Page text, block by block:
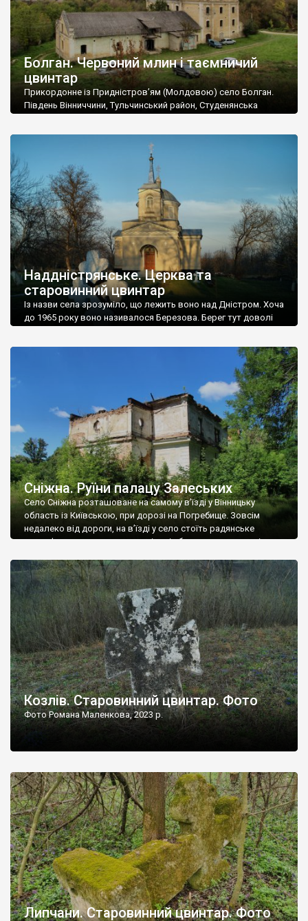
Болган. Червоний млин і таємничий
цвинтар
Прикордонне із Придністров’ям (Молдовою) село Болган.
Південь Вінниччини, Тульчинський район, Студенянська
старовинний цвинтар із кам’яними хрестами. Всі епітафії, які
збереглися, написані кирилицею, церковнослов’янською
мовою. За всіма традиційними ознаками – цвинтар
український. Хрести датуються 19 століттям. У 1924-1940
роках Болган […]
Наддністрянське. Церква та
старовинний цвинтар
Із назви села зрозуміло, що лежить воно над Дністром. Хоча
до 1965 року воно називалося Березова. Берег тут доволі
Наддністрянське відрізняється від більшості навколишніх
сіл. У селі є мурована Михайлівська церква. Точної дати […]
Сніжна. Руїни палацу Залеських
Село Сніжна розташоване на самому в’їзді у Вінницьку
область із Київською, при дорозі на Погребище. Зовсім
недалеко від дороги, на в’їзді у село стоїть радянське
рельєфне пано, яке показує жінку і яблуню, а трохи далі, десь
не видно, але видно дві стареньких колії у траві – […]
Козлів. Старовинний цвинтар. Фото
Фото Романа Маленкова, 2023 р.
Липчани. Старовинний цвинтар. Фото